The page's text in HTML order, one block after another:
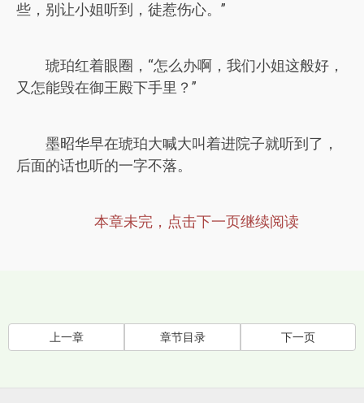
些，别让小姐听到，徒惹伤心。”
琥珀红着眼圈，“怎么办啊，我们小姐这般好，
又怎能毁在御王殿下手里？”
墨昭华早在琥珀大喊大叫着进院子就听到了，
后面的话也听的一字不落。
本章未完，点击下一页继续阅读
上一章 章节目录 下一页